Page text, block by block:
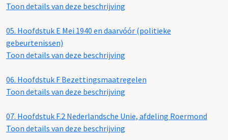
Toon details van deze beschrijving
05. Hoofdstuk E Mei 1940 en daarvóór (politieke
gebeurtenissen)
Toon details van deze beschrijving
06. Hoofdstuk F Bezettingsmaatregelen
Toon details van deze beschrijving
07. Hoofdstuk F.2 Nederlandsche Unie, afdeling Roermond
Toon details van deze beschrijving